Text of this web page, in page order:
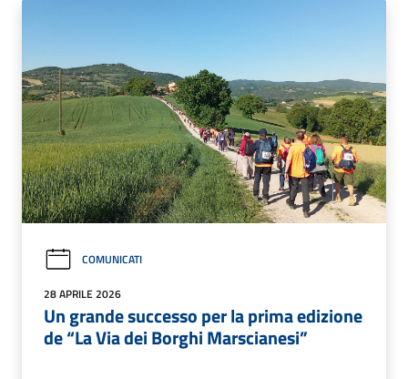
COMUNICATI
28 APRILE 2026
Un grande successo per la prima edizione
de “La Via dei Borghi Marscianesi”